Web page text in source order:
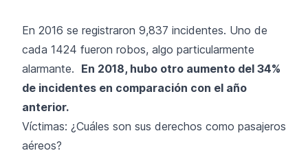
En 2016 se registraron 9,837 incidentes. Uno de
cada 1424 fueron robos, algo particularmente
alarmante. En 2018, hubo otro aumento del 34%
de incidentes en comparación con el año
anterior.
Víctimas: ¿Cuáles son sus derechos como pasajeros
aéreos?